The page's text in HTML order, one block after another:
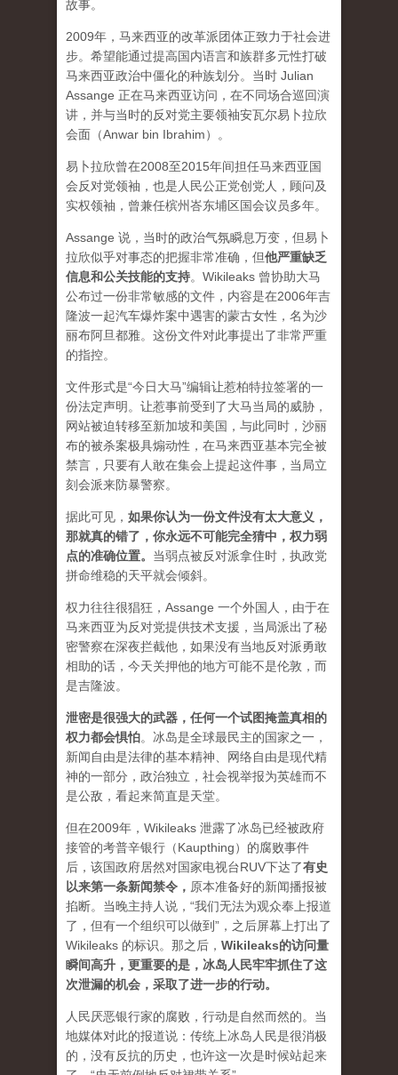
故事。
2009年，马来西亚的改革派团体正致力于社会进
步。希望能通过提高国内语言和族群多元性打破
马来西亚政治中僵化的种族划分。当时 Julian
Assange 正在马来西亚访问，在不同场合巡回演
讲，并与当时的反对党主要领袖安瓦尔易卜拉欣
会面（Anwar bin Ibrahim）。
易卜拉欣曾在2008至2015年间担任马来西亚国
会反对党领袖，也是人民公正党创党人，顾问及
实权领袖，曾兼任槟州峇东埔区国会议员多年。
Assange 说，当时的政治气氛瞬息万变，但易卜
拉欣似乎对事态的把握非常准确，但他严重缺乏
信息和公关技能的支持。Wikileaks 曾协助大马
公布过一份非常敏感的文件，内容是在2006年吉
隆波一起汽车爆炸案中遇害的蒙古女性，名为沙
丽布阿旦都雅。这份文件对此事提出了非常严重
的指控。
文件形式是“今日大马”编辑让惹柏特拉签署的一
份法定声明。让惹事前受到了大马当局的威胁，
网站被迫转移至新加坡和美国，与此同时，沙丽
布的被杀案极具煽动性，在马来西亚基本完全被
禁言，只要有人敢在集会上提起这件事，当局立
刻会派来防暴警察。
据此可见， 如果你认为一份文件没有太大意义，
那就真的错了，你永远不可能完全猜中，权力弱
点的准确位置。 当弱点被反对派拿住时，执政党
拼命维稳的天平就会倾斜。
权力往往很猖狂，Assange 一个外国人，由于在
马来西亚为反对党提供技术支援，当局派出了秘
密警察在深夜拦截他，如果没有当地反对派勇敢
相助的话，今天关押他的地方可能不是伦敦，而
是吉隆波。
泄密是很强大的武器，任何一个试图掩盖真相的
权力都会惧怕。 冰岛是全球最民主的国家之一，
新闻自由是法律的基本精神、网络自由是现代精
神的一部分，政治独立，社会视举报为英雄而不
是公敌，看起来简直是天堂。
但在2009年，Wikileaks 泄露了冰岛已经被政府
接管的考普辛银行（Kaupthing）的腐败事件
后，该国政府居然对国家电视台RUV下达了有史
以来第一条新闻禁令 ， 原本准备好的新闻播报被
掐断。当晚主持人说，“我们无法为观众奉上报道
了，但有一个组织可以做到”，之后屏幕上打出了
Wikileaks 的标识。那之后， Wikileaks的访问量
瞬间高升，更重要的是，冰岛人民牢牢抓住了这
次泄漏的机会，采取了进一步的行动。
人民厌恶银行家的腐败，行动是自然而然的。当
地媒体对此的报道说：传统上冰岛人民是很消极
的，没有反抗的历史，也许这一次是时候站起来